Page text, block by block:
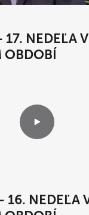
17. NEDEĽA V
OBDOBÍ